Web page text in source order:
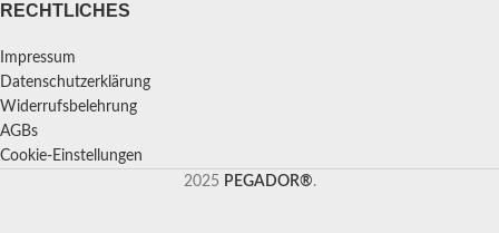
RECHTLICHES
Impressum
Datenschutzerklärung
Widerrufsbelehrung
AGBs
Cookie-Einstellungen
2025 PEGADOR®.